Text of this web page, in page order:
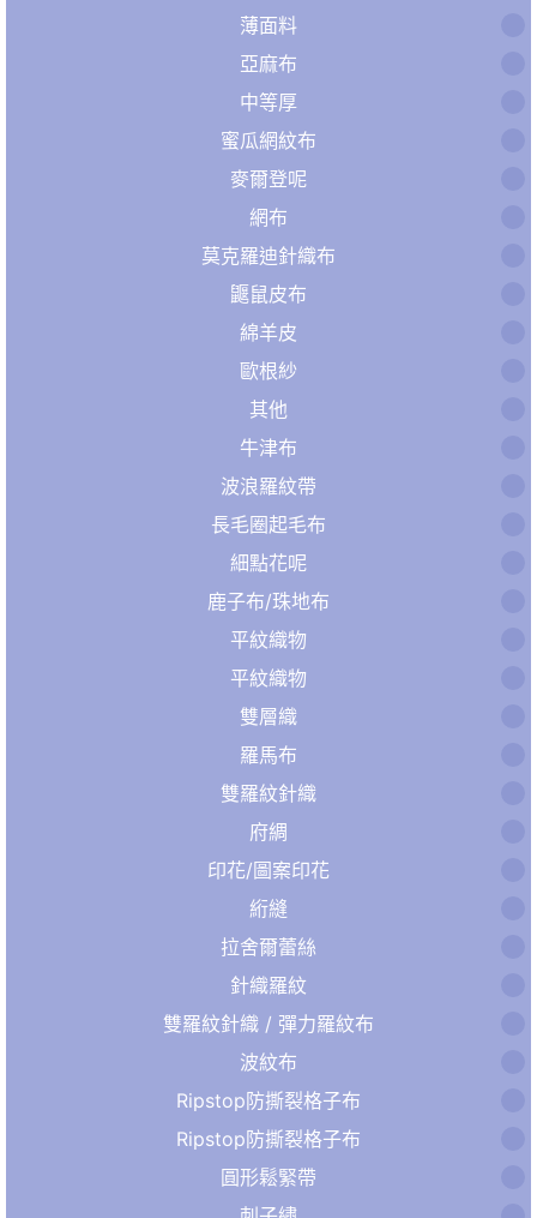
薄面料
亞麻布
中等厚
蜜瓜網紋布
麥爾登呢
網布
莫克羅迪針織布
鼴鼠皮布
綿羊皮
歐根紗
其他
牛津布
波浪羅紋帶
長毛圈起毛布
細點花呢
鹿子布/珠地布
平紋織物
平紋織物
雙層織
羅馬布
雙羅紋針織
府綢
印花/圖案印花
絎縫
拉舍爾蕾絲
針織羅紋
雙羅紋針織 / 彈力羅紋布
波紋布
Ripstop防撕裂格子布
Ripstop防撕裂格子布
圓形鬆緊帶